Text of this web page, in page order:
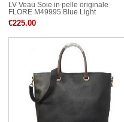
LV Veau Soie in pelle originale
FLORE M49995 Blue Light
€225.00